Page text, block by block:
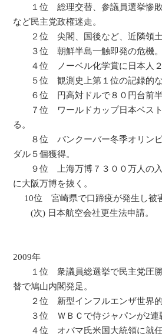
１位 総理交替、参議員選挙惨敗
など民主党政権迷走。
２位 尖閣、国後など、近隣領土
３位 朝鮮半島一触即発の危機。
４位 ノーベル化学賞に日本人２
５位 観測史上第１位の記録的な
６位 円高対ドルで８０円台前
７位 ワールドカップ日本ベスト
る。
８位 バンクーバー冬季オリンピ
ダル５個獲得。
９位 上海万博７３００万人の入
に大阪万博を抜く。
10位 宮崎県で口蹄疫が発生し被
(次) 日本航空会社更生法申請。
2009年
１位 衆議員総選挙で民主党圧勝
替で鳩山内閣発足。
２位 新型インフルエンザ世界的
３位 ＷＢＣで侍ジャパンが2連
４位 オバマ氏米国大統領に就任